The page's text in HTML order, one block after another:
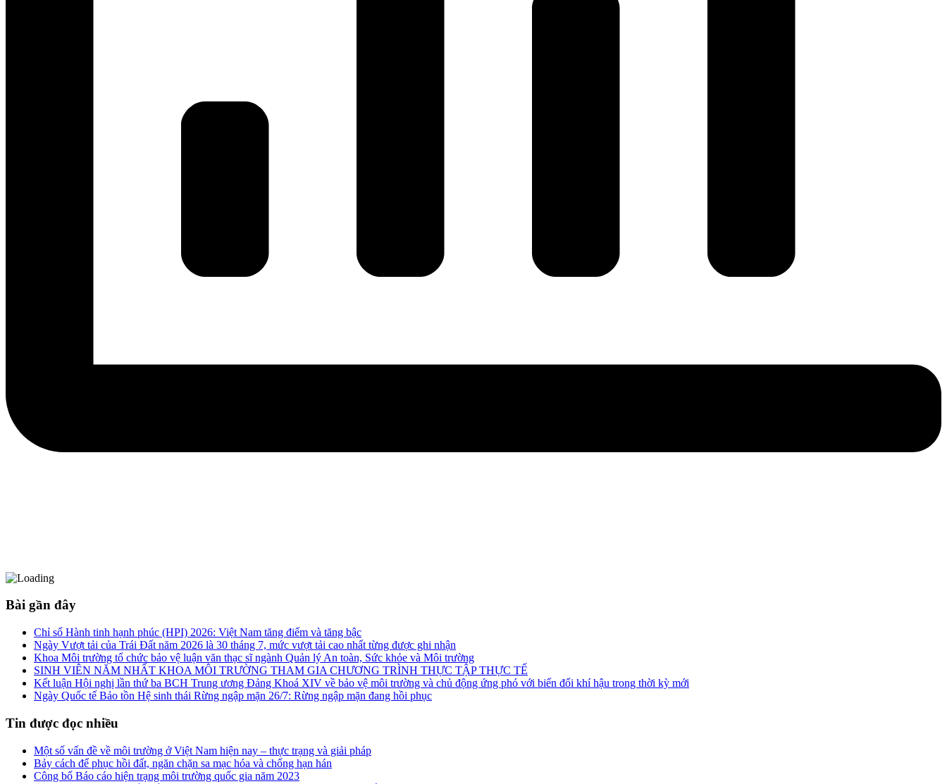
Bài gần đây
Chỉ số Hành tinh hạnh phúc (HPI) 2026: Việt Nam tăng điểm và tăng bậc
Ngày Vượt tải của Trái Đất năm 2026 là 30 tháng 7, mức vượt tải cao nhất từng được ghi nhận
Khoa Môi trường tổ chức bảo vệ luận văn thạc sĩ ngành Quản lý An toàn, Sức khỏe và Môi trường
SINH VIÊN NĂM NHẤT KHOA MÔI TRƯỜNG THAM GIA CHƯƠNG TRÌNH THỰC TẬP THỰC TẾ
Kết luận Hội nghị lần thứ ba BCH Trung ương Đảng Khoá XIV về bảo vệ môi trường và chủ động ứng phó với biến đổi khí hậu trong thời kỳ mới
Ngày Quốc tế Bảo tồn Hệ sinh thái Rừng ngập mặn 26/7: Rừng ngập mặn đang hồi phục
Tin được đọc nhiều
Một số vấn đề về môi trường ở Việt Nam hiện nay – thực trạng và giải pháp
Bảy cách để phục hồi đất, ngăn chặn sa mạc hóa và chống hạn hán
Công bố Báo cáo hiện trạng môi trường quốc gia năm 2023